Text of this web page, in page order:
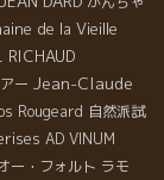
de la Vieille
RICHAUD
ー Jean-Claude
Rougeard 自然派試
AD VINUM
ー・フォルト ラモ